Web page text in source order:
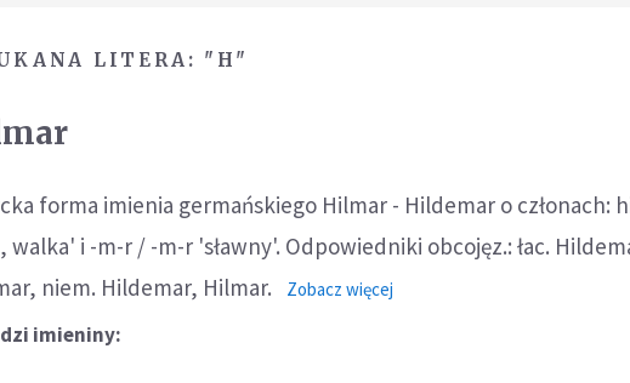
LITERA: "H"
forma imienia germańskiego Hilmar - Hildemar o członach:
walka' i -m-r / -m-r 'sławny'. Odpowiedniki obcojęz.: łac.
niem. Hildemar, Hilmar.
Zobacz więcej
imieniny: